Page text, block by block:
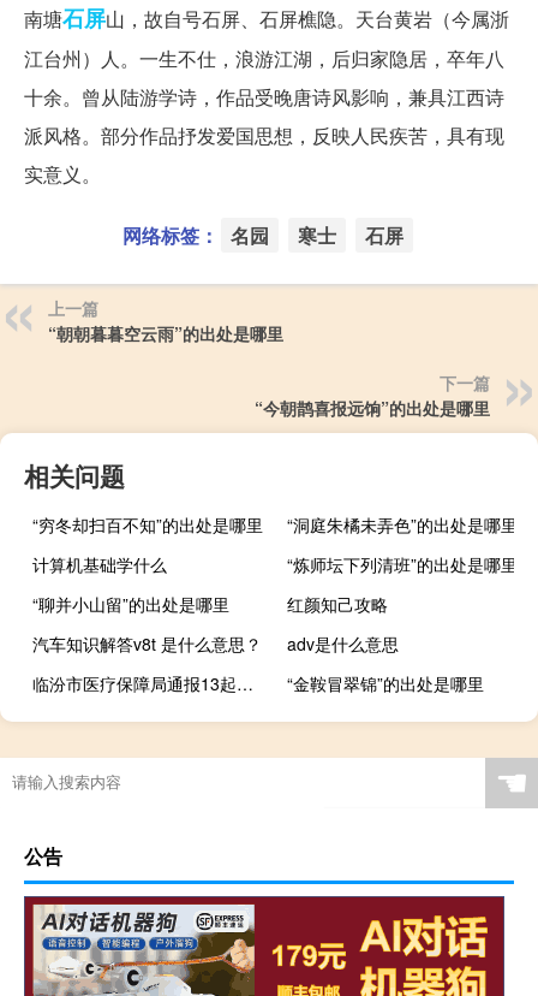
南塘石屏山，故自号石屏、石屏樵隐。天台黄岩（今属浙
江台州）人。一生不仕，浪游江湖，后归家隐居，卒年八
十余。曾从陆游学诗，作品受晚唐诗风影响，兼具江西诗
派风格。部分作品抒发爱国思想，反映人民疾苦，具有现
实意义。
网络标签： 名园 寒士 石屏
上一篇
“朝朝暮暮空云雨”的出处是哪里
下一篇
“今朝鹊喜报远饷”的出处是哪里
相关问题
“穷冬却扫百不知”的出处是哪里
“洞庭朱橘未弄色”的出处是哪里
计算机基础学什么
“炼师坛下列清班”的出处是哪里
“聊并小山留”的出处是哪里
红颜知己攻略
汽车知识解答v8t 是什么意思？
adv是什么意思
临汾市医疗保障局通报13起定点医药机构典型违法违规行为
“金鞍冒翠锦”的出处是哪里
☚
公告